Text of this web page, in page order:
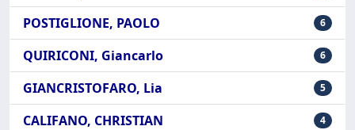
POSTIGLIONE, PAOLO 6
QUIRICONI, Giancarlo 6
GIANCRISTOFARO, Lia 5
CALIFANO, CHRISTIAN 4